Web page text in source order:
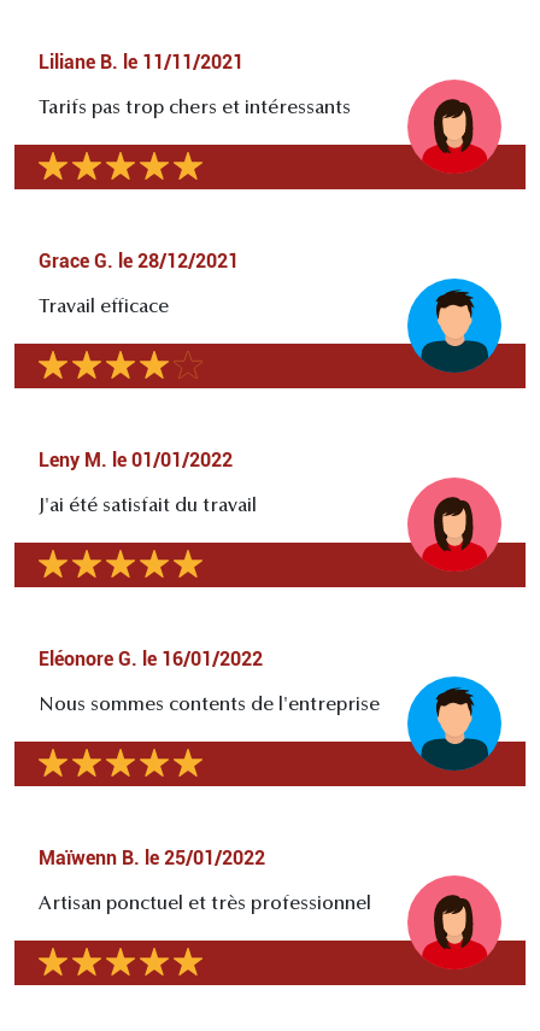
Liliane B. le 11/11/2021
Tarifs pas trop chers et intéressants
Grace G. le 28/12/2021
Travail efficace
Leny M. le 01/01/2022
J'ai été satisfait du travail
Eléonore G. le 16/01/2022
Nous sommes contents de l'entreprise
Maïwenn B. le 25/01/2022
Artisan ponctuel et très professionnel